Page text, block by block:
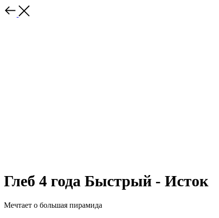
Глеб 4 года Быстрый - Исток
Мечтает о большая пирамида